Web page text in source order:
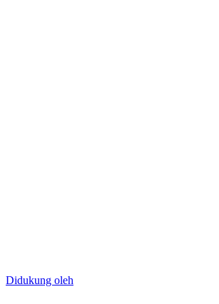
Didukung oleh